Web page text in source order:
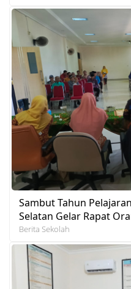
Sambut Tahun
Selatan Gelar Rapat
Berita Sekolah